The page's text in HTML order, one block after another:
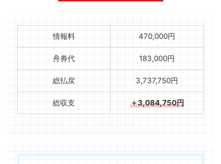
情報料 470,000円
舟券代 183,000円
総払戻 3,737,750円
総収支 ＋3,084,750円